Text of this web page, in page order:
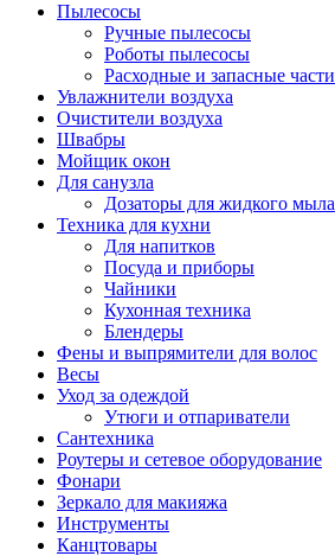
Пылесосы
Ручные пылесосы
Роботы пылесосы
Расходные и запасные части
Увлажнители воздуха
Очистители воздуха
Швабры
Мойщик окон
Для санузла
Дозаторы для жидкого мыла
Техника для кухни
Для напитков
Посуда и приборы
Чайники
Кухонная техника
Блендеры
Фены и выпрямители для волос
Весы
Уход за одеждой
Утюги и отпариватели
Сантехника
Роутеры и сетевое оборудование
Фонари
Зеркало для макияжа
Инструменты
Канцтовары